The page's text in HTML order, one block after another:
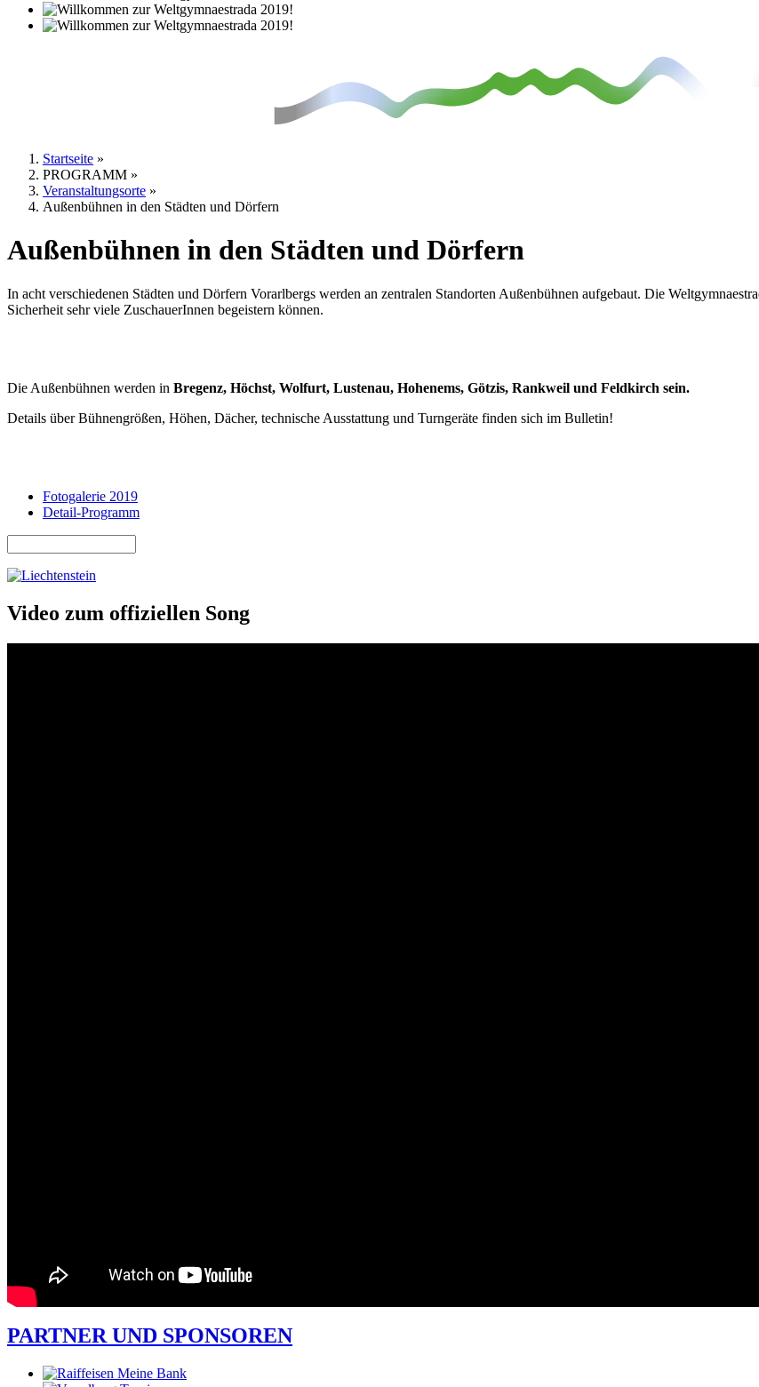
Sie sind hier
Startseite »
PROGRAMM »
Veranstaltungsorte »
Außenbühnen in den Städten und Dörfern
Außenbühnen in den Städten und Dörfern
In acht verschiedenen Städten und Dörfern Vorarlbergs werden an zentralen Standorten Außenbühnen aufgebaut. Die
Sicherheit sehr viele ZuschauerInnen begeistern können.
Die Außenbühnen werden in Bregenz, Höchst, Wolfurt, Lustenau, Hohenems, Götzis, Rankweil und Feldkirch sein.
Details über Bühnengrößen, Höhen, Dächer, technische Ausstattung und Turngeräte finden sich im Bulletin!
Fotogalerie 2019
Detail-Programm
Suchformular
Video zum offiziellen Song
PARTNER UND SPONSOREN